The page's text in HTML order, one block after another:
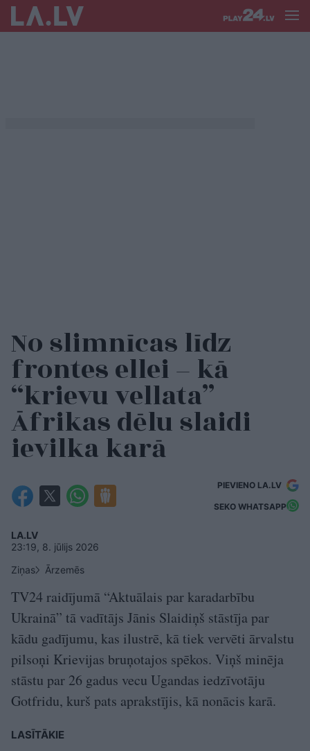
No slimnīcas līdz
frontes ellei – kā
“krievu vellata”
Āfrikas dēlu slaidi
ievilka karā
PIEVIENO LA.LV
SEKO WHATSAPP
LA.LV
23:19, 8. jūlijs 2026
Ziņas
Ārzemēs
TV24 raidījumā “Aktuālais par karadarbību
Ukrainā” tā vadītājs Jānis Slaidiņš stāstīja par
kādu gadījumu, kas ilustrē, kā tiek vervēti ārvalstu
pilsoņi Krievijas bruņotajos spēkos. Viņš minēja
stāstu par 26 gadus vecu Ugandas iedzīvotāju
Gotfridu, kurš pats aprakstījis, kā nonācis karā.
LASĪTĀKIE